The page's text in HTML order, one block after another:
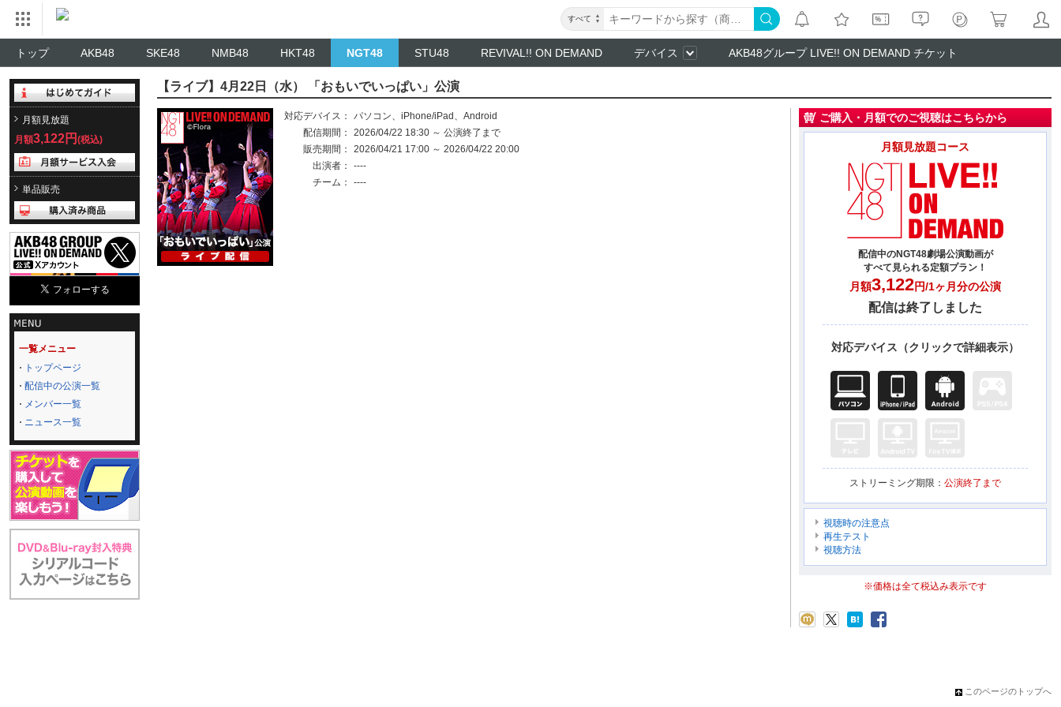
すべて
トップ AKB48 SKE48 NMB48 HKT48 NGT48 STU48 REVIVAL!! ON DEMAND デバイス AKB48グループ LIVE!! ON DEMAND チケット
月額見放題
月額3,122円 (税込)
単品販売
一覧メニュー
トップページ
配信中の公演一覧
メンバー一覧
ニュース一覧
【ライブ】4月22日（水） 「おもいでいっぱい」公演
対応デバイス： パソコン、 iPhone/iPad 、 Android
配信期間：
2026/04/22 18:30 ～ 公演終了まで
販売期間：
2026/04/21 17:00 ～ 2026/04/22 20:00
出演者：
----
チーム：
----
ご購入・月額でのご視聴はこちらから
月額見放題コース
配信中のNGT48劇場公演動画が
すべて見られる定額プラン！
月額3,122円/1ヶ月分の公演
配信は終了しました
対応デバイス（クリックで詳細表示）
ストリーミング期限： 公演終了まで
視聴時の注意点
再生テスト
視聴方法
※価格は全て税込み表示です
このページのトップへ